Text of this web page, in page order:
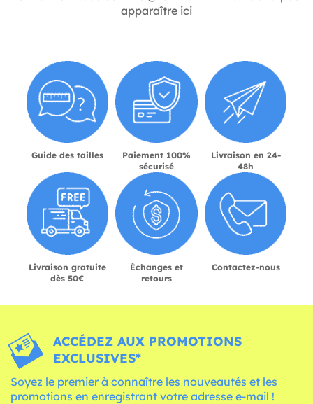
apparaître ici
Guide des tailles
Paiement 100%
sécurisé
Livraison en 24-
48h
Livraison gratuite
dès 50€
Échanges et
retours
Contactez-nous
ACCÉDEZ AUX PROMOTIONS
EXCLUSIVES*
Soyez le premier à connaître les nouveautés et les
promotions en enregistrant votre adresse e-mail !